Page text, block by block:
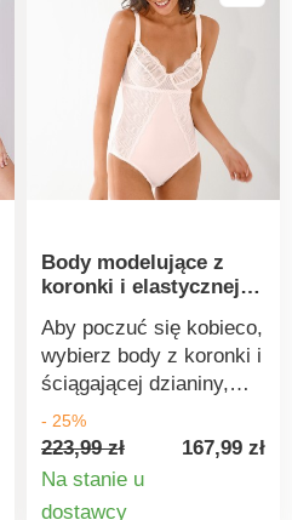
Zaszewki na biuście.
Prosty dół. Wąskie,
regulowane ramiączka z
tyłu. Można prać w
pralce.
Body modelujące z
koronki i elastycznej
Aby poczuć się kobieco,
wybierz body z koronki i
ściągającej dzianiny,
które zadba o
uwodzicielskie
krągłości! Modelujące
- 25%
223,99 zł
167,99 zł
Na stanie u
dostawcy